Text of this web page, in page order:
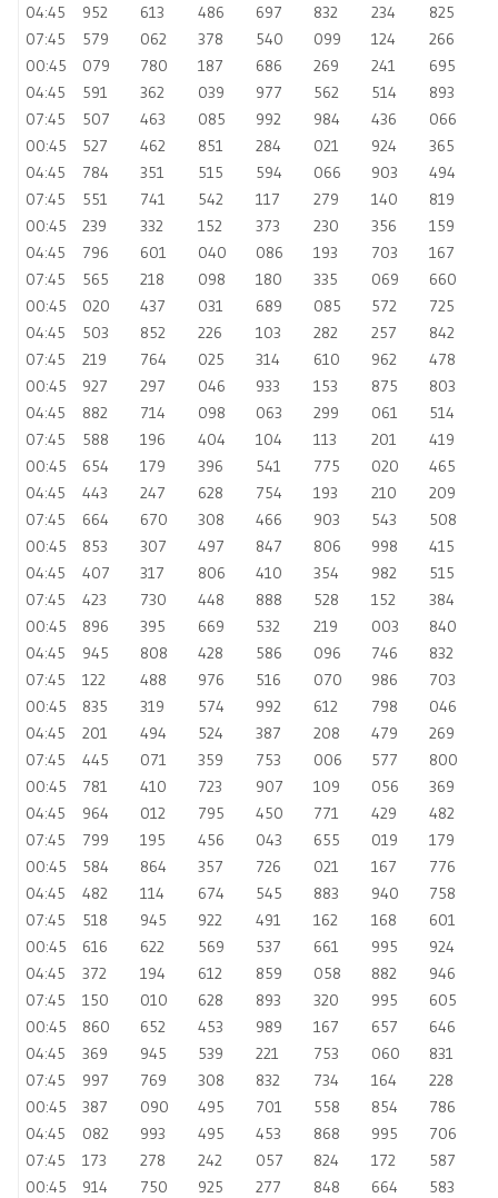
04:45
952 613 486 697 832 234
825
07:45
579 062 378 540 099 124
266
00:45
079 780 187 686 269 241
695
04:45
591 362 039 977 562 514
893
07:45
507 463 085 992 984 436
066
00:45
527 462 851 284 021 924
365
04:45
784 351 515 594 066 903
494
07:45
551 741 542 117 279 140
819
00:45
239 332 152 373 230 356
159
04:45
796 601 040 086 193 703
167
07:45
565 218 098 180 335 069
660
00:45
020 437 031 689 085 572
725
04:45
503 852 226 103 282 257
842
07:45
219 764 025 314 610 962
478
00:45
927 297 046 933 153 875
803
04:45
882 714 098 063 299 061
514
07:45
588 196 404 104 113 201
419
00:45
654 179 396 541 775 020
465
04:45
443 247 628 754 193 210
209
07:45
664 670 308 466 903 543
508
00:45
853 307 497 847 806 998
415
04:45
407 317 806 410 354 982
515
07:45
423 730 448 888 528 152
384
00:45
896 395 669 532 219 003
840
04:45
945 808 428 586 096 746
832
07:45
122 488 976 516 070 986
703
00:45
835 319 574 992 612 798
046
04:45
201 494 524 387 208 479
269
07:45
445 071 359 753 006 577
800
00:45
781 410 723 907 109 056
369
04:45
964 012 795 450 771 429
482
07:45
799 195 456 043 655 019
179
00:45
584 864 357 726 021 167
776
04:45
482 114 674 545 883 940
758
07:45
518 945 922 491 162 168
601
00:45
616 622 569 537 661 995
924
04:45
372 194 612 859 058 882
946
07:45
150 010 628 893 320 995
605
00:45
860 652 453 989 167 657
646
04:45
369 945 539 221 753 060
831
07:45
997 769 308 832 734 164
228
00:45
387 090 495 701 558 854
786
04:45
082 993 495 453 868 995
706
07:45
173 278 242 057 824 172
587
00:45
914 750 925 277 848 664 583